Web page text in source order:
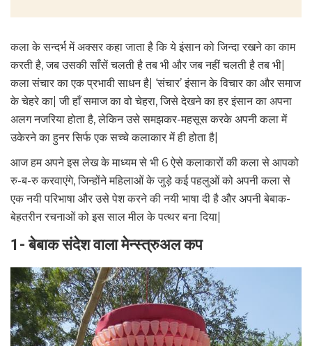
कला के सन्दर्भ में अक्सर कहा जाता है कि ये इंसान को जिन्दा रखने का काम
करती है, जब उसकी साँसें चलती है तब भी और जब नहीं चलती है तब भी|
कला संचार का एक प्रभावी साधन है| ‘संचार’ इंसान के विचार का और समाज
के चेहरे का| जी हाँ समाज का वो चेहरा, जिसे देखने का हर इंसान का अपना
अलग नजरिया होता है, लेकिन उसे समझकर-महसूस करके अपनी कला में
उकेरने का हुनर सिर्फ एक सच्चे कलाकार में ही होता है|
आज हम अपने इस लेख के माध्यम से भी 6 ऐसे कलाकारों की कला से आपको
रु-ब-रु करवाएंगे, जिन्होंने महिलाओं के जुड़े कई पहलुओं को अपनी कला से
एक नयी परिभाषा और उसे पेश करने की नयी भाषा दी है और अपनी बेबाक-
बेहतरीन रचनाओं को इस साल मील के पत्थर बना दिया|
1- बेबाक संदेश वाला मेन्स्त्रुअल कप